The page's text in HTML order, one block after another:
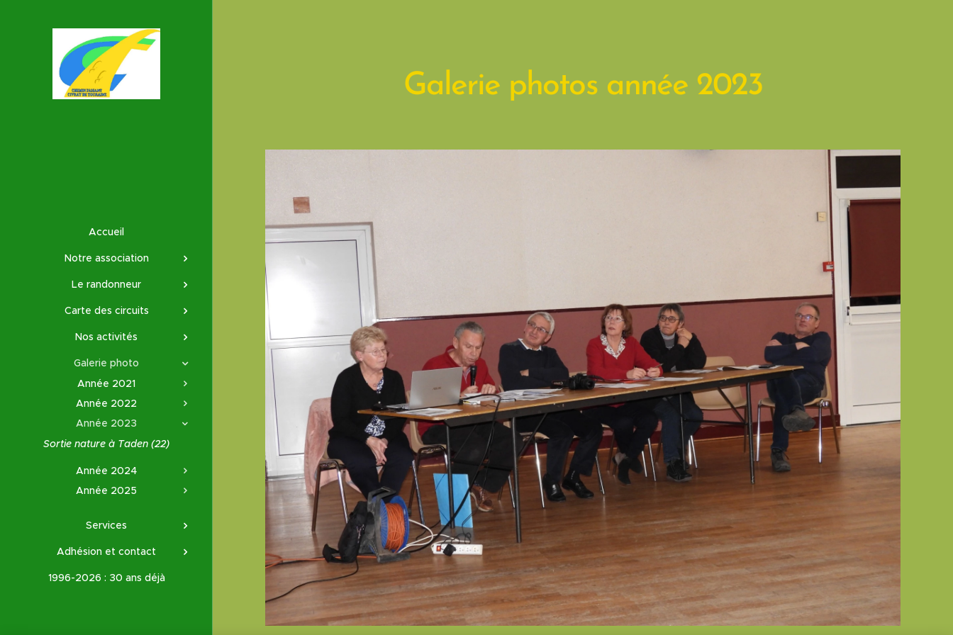
Accueil
Notre association
Le randonneur
Carte des circuits
Nos activités
Galerie photo
Année 2021
Année 2022
Année 2023
Sortie nature à Taden (22)
Année 2024
Année 2025
Services
Adhésion et contact
1996-2026 : 30 ans déjà
Galerie photos année 2023